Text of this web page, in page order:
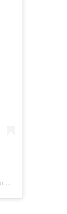
Una publicación compartida por Adam Milo LATAM (@adammilo_latam)